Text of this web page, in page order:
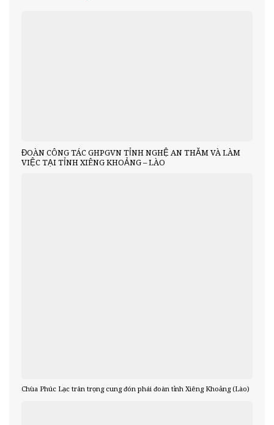
ĐOÀN CÔNG TÁC GHPGVN TỈNH NGHỆ AN THĂM VÀ LÀM
VIỆC TẠI TỈNH XIÊNG KHOẢNG – LÀO
Chùa Phúc Lạc trân trọng cung đón phái đoàn tỉnh Xiêng Khoảng (Lào)